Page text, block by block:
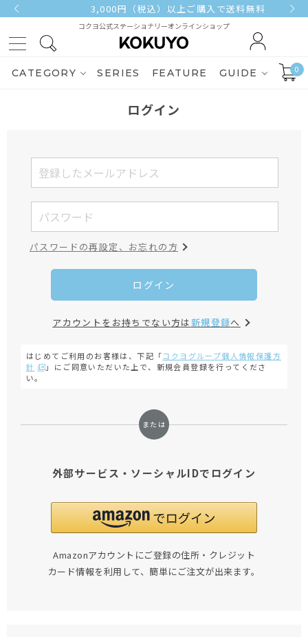
3,000円（税込）以上ご購入で送料無料
コクヨ公式ステーショナリーオンラインショップ
CATEGORY SERIES FEATURE GUIDE 0
ログイン
パスワードの再設定、お忘れの方
ログイン
アカウントをお持ちでない方は新規登録へ
はじめてご利用のお客様は、下記「コクヨグループ個人情報保護方
針
」にご同意いただいた上で、新規会員登録を行ってくださ
い。
外部サービス・ソーシャルIDでログイン
Amazonアカウントにご登録の住所・クレジット
カード情報を利用して、簡単にご注文が出来ます。